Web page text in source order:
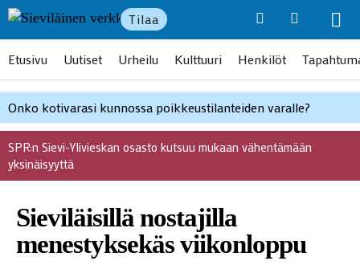
Tilaa
Etusivu Uutiset Urheilu Kulttuuri Henkilöt
Onko kotivarasi kunnossa poikkeustilanteiden varalle?
SPR:n Sievi-Ylivieskan osasto kutsuu mukaan vähentämään
yksinäisyyttä
Sieviläisillä nostajilla
menestyksekäs viikonloppu